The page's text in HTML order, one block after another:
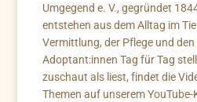
Umgegend e. V., gegründet
entstehen aus dem Alltag im
Vermittlung, der Pflege und
Adoptant:innen Tag für Tag
zuschaut als liest, findet die
Themen auf unserem YouTube-